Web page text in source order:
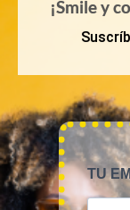
¡Smile y
TU